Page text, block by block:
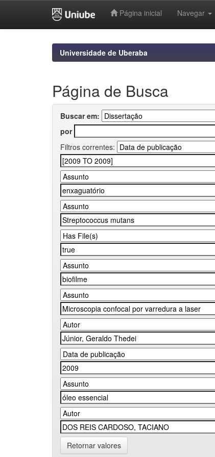
Página inicial Navegar
Universidade de Uberaba
Página de Busca
Buscar em:
por
Filtros correntes:
Retornar valores